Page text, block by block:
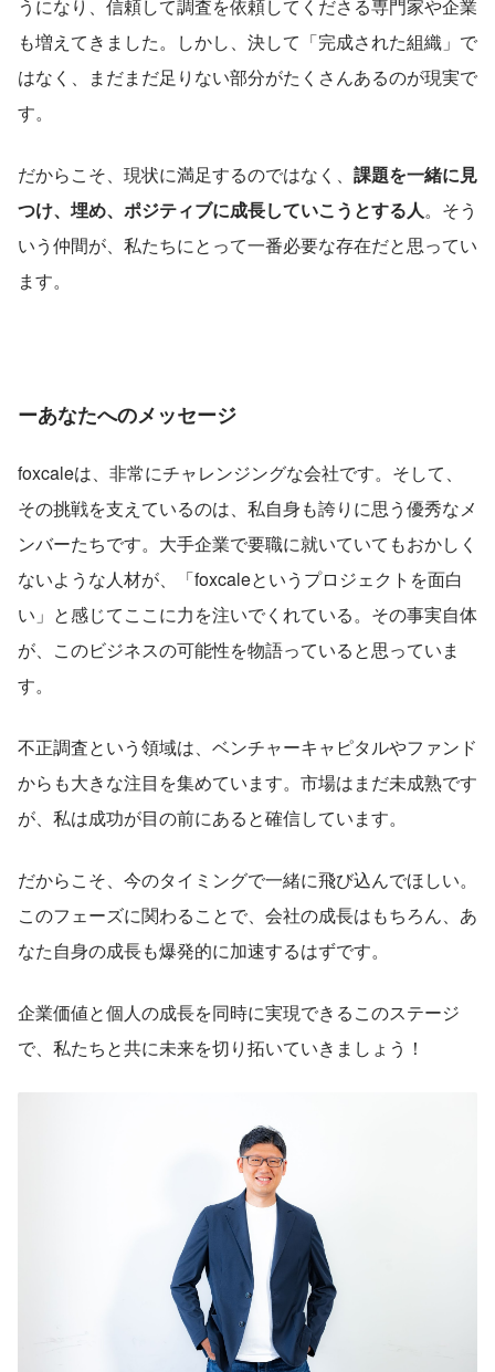
うになり、信頼して調査を依頼してくださる専門家や企業
も増えてきました。しかし、決して「完成された組織」で
はなく、まだまだ足りない部分がたくさんあるのが現実で
す。
だからこそ、現状に満足するのではなく、 課題を一緒に見
つけ、埋め、ポジティブに成長していこうとする人。そう
いう仲間が、私たちにとって一番必要な存在だと思ってい
ます。
ーあなたへのメッセージ
foxcaleは、非常にチャレンジングな会社です。そして、
その挑戦を支えているのは、私自身も誇りに思う優秀なメ
ンバーたちです。大手企業で要職に就いていてもおかしく
ないような人材が、「foxcaleというプロジェクトを面白
い」と感じてここに力を注いでくれている。その事実自体
が、このビジネスの可能性を物語っていると思っていま
す。
不正調査という領域は、ベンチャーキャピタルやファンド
からも大きな注目を集めています。市場はまだ未成熟です
が、私は成功が目の前にあると確信しています。
だからこそ、今のタイミングで一緒に飛び込んでほしい。
このフェーズに関わることで、会社の成長はもちろん、あ
なた自身の成長も爆発的に加速するはずです。
企業価値と個人の成長を同時に実現できるこのステージ
で、私たちと共に未来を切り拓いていきましょう！